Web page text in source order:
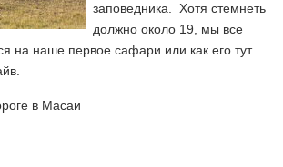
заповедника. Хотя стемнеть
должно около 19, мы все
на наше первое сафари или как его тут
в Масаи